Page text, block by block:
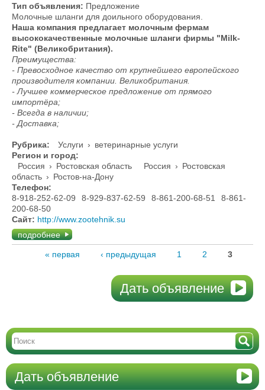
Тип объявления: Предложение
Молочные шланги для доильного оборудования.
Наша компания предлагает молочным фермам
высококачественные молочные шланги фирмы "Milk-
Rite" (Великобритания).
Преимущества:
- Превосходное качество от крупнейшего европейского
производителя компании. Великобритания.
- Лучшее коммерческое предложение от прямого
импортёра;
- Всегда в наличии;
- Доставка;
Рубрика: Услуги › ветеринарные услуги
Регион и город:
Россия › Ростовская область Россия › Ростовская
область › Ростов-на-Дону
Телефон:
8-918-252-62-09
8-929-837-62-59 8-861-200-68-51
8-861-
200-68-50
Сайт: http://www.zootehnik.su
подробнее
« первая ‹ предыдущая 1 2 3
Дать объявление
Дать объявление